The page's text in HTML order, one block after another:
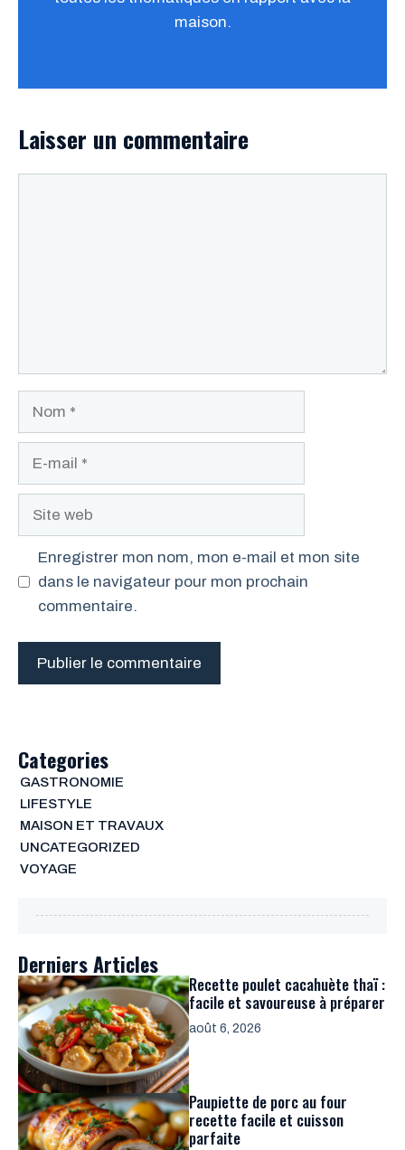
maison.
Laisser un commentaire
Site
Enregistrer mon nom, mon e-mail et mon site
dans le navigateur pour mon prochain
commentaire.
Categories
GASTRONOMIE
LIFESTYLE
MAISON ET TRAVAUX
UNCATEGORIZED
VOYAGE
Derniers Articles
Recette poulet cacahuète thaï :
facile et savoureuse à préparer
août 6, 2026
Paupiette de porc au four
recette facile et cuisson
parfaite